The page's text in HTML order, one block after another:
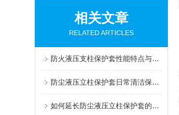
相关文章
RELATED ARTICLES
防火液压支柱保护套性能特点与阻燃防护应用
防尘液压立柱保护套日常清洁保养与更换规范
如何延长防尘液压立柱保护套的使用寿命？